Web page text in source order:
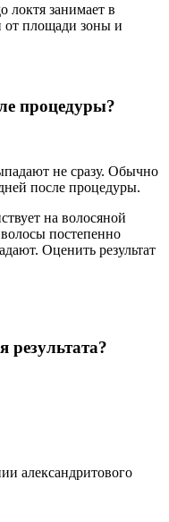
локтя занимает в
от площади зоны и
процедуры?
не сразу. Обычно
после процедуры.
на волосяной
постепенно
Оценить результат
результата?
александритового